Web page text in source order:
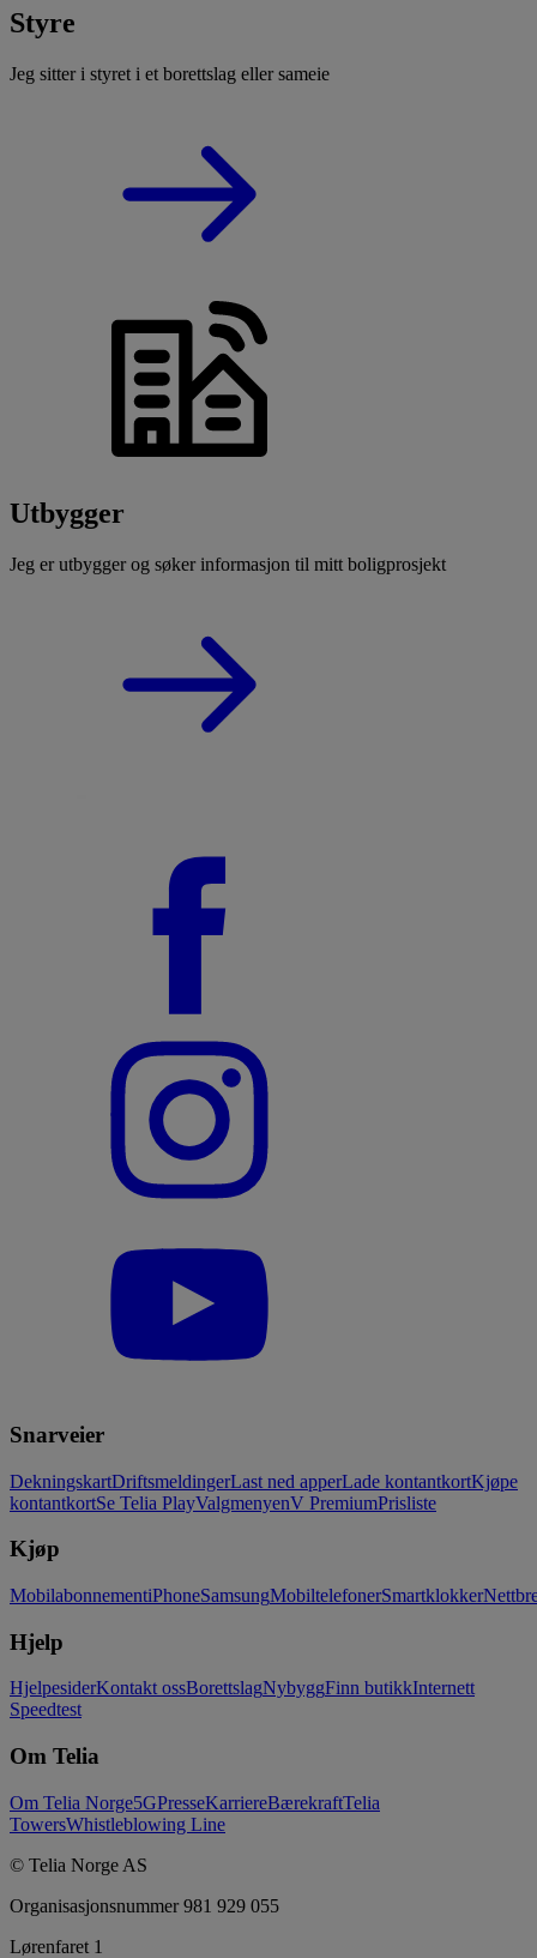
Styre
Jeg sitter i styret i et borettslag eller sameie
Utbygger
Jeg er utbygger og søker informasjon til mitt boligprosjekt
Snarveier
DekningskartDriftsmeldingerLast ned apperLade kontantkortKjøpe
kontantkortSe Telia PlayValgmenyenV PremiumPrisliste
Kjøp
MobilabonnementiPhoneSamsungMobiltelefonerSmartklokker
Hjelp
HjelpesiderKontakt ossBorettslagNybyggFinn butikkInternett
Speedtest
Om Telia
Om Telia Norge5GPresseKarriereBærekraftTelia
TowersWhistleblowing Line
© Telia Norge AS
Organisasjonsnummer 981 929 055
Lørenfaret 1